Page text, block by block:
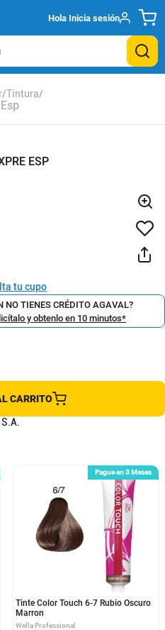
Hola Inicia sesión
Tintura
ESP
tu cupo
NO TIENES CRÉDITO AGAVAL?
y obtenlo en 10 minutos*
CARRITO
Pague en 3 Meses
Tinte Color Touch 6-7 Rubio Oscuro
Marron
Wella Professional